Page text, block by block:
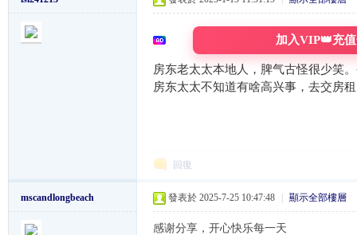
加入VIP👑充
房东老太太本地人，脾气古怪很少笑
房东太太不知道有啥高兴事，去交房
回復
mscandlongbeach 發表於 2025-7-25 10:47:48 顯示全部樓層
感谢分享，开心快乐每一天